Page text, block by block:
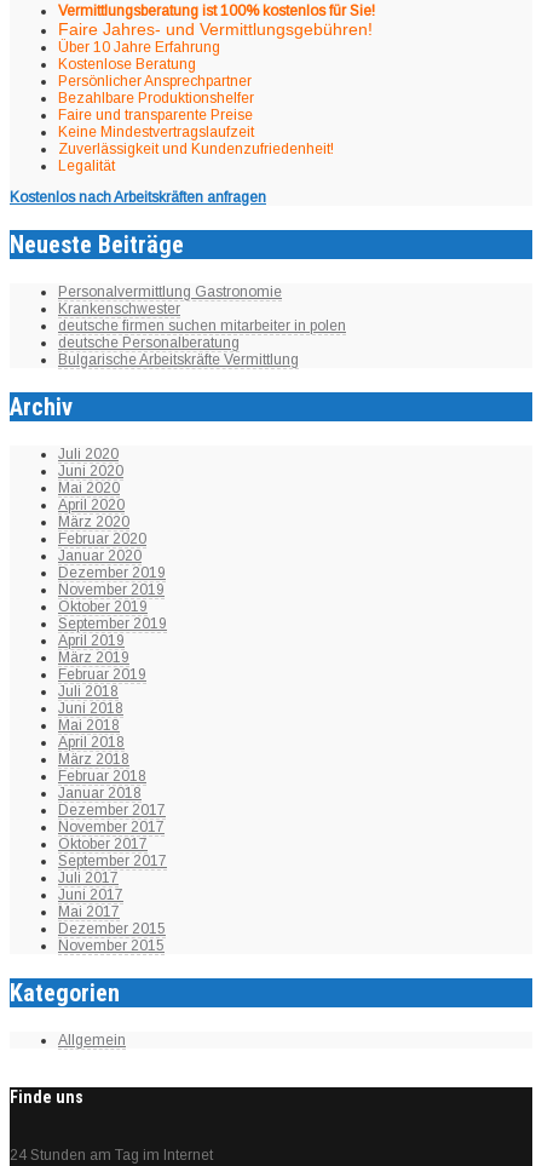
Vermittlungsberatung ist 100% kostenlos für Sie!
Faire Jahres- und Vermittlungsgebühren!
Über 10 Jahre Erfahrung
Kostenlose Beratung
Persönlicher Ansprechpartner
Bezahlbare Produktionshelfer
Faire und transparente Preise
Keine Mindestvertragslaufzeit
Zuverlässigkeit und Kundenzufriedenheit!
Legalität
Kostenlos nach Arbeitskräften anfragen
Neueste Beiträge
Personalvermittlung Gastronomie
Krankenschwester
deutsche firmen suchen mitarbeiter in polen
deutsche Personalberatung
Bulgarische Arbeitskräfte Vermittlung
Archiv
Juli 2020
Juni 2020
Mai 2020
April 2020
März 2020
Februar 2020
Januar 2020
Dezember 2019
November 2019
Oktober 2019
September 2019
April 2019
März 2019
Februar 2019
Juli 2018
Juni 2018
Mai 2018
April 2018
März 2018
Februar 2018
Januar 2018
Dezember 2017
November 2017
Oktober 2017
September 2017
Juli 2017
Juni 2017
Mai 2017
Dezember 2015
November 2015
Kategorien
Allgemein
Finde uns
24 Stunden am Tag im Internet